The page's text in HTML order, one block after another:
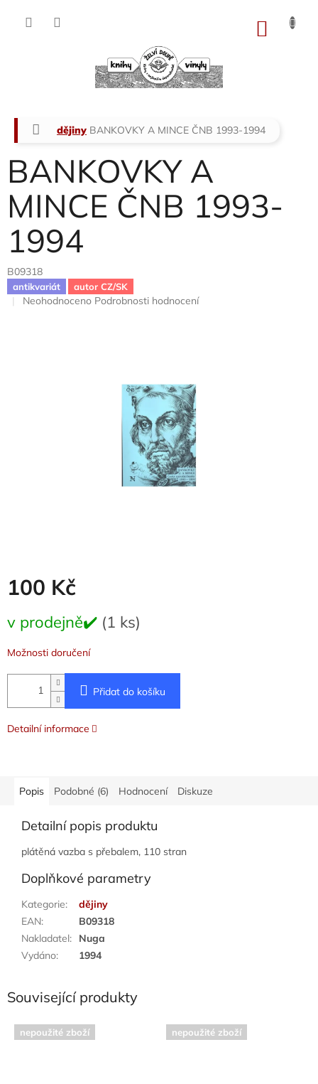
Domů
dějiny BANKOVKY A MINCE ČNB 1993-1994
BANKOVKY A
MINCE ČNB 1993-
1994
B09318
antikvariát autor CZ/SK
Průměrné
Neohodnoceno Podrobnosti hodnocení
100 Kč
cena:
v prodejně✔️ (1 ks)
Možnosti doručení
Přidat do košíku
Detailní informace
Popis Podobné (6) Hodnocení Diskuze
Detailní popis produktu
plátěná vazba s přebalem, 110 stran
Doplňkové parametry
Kategorie:
dějiny
EAN:
B09318
Nakladatel:
Nuga
Vydáno: 1994
Související produkty
nepoužité zboží nepoužité zboží